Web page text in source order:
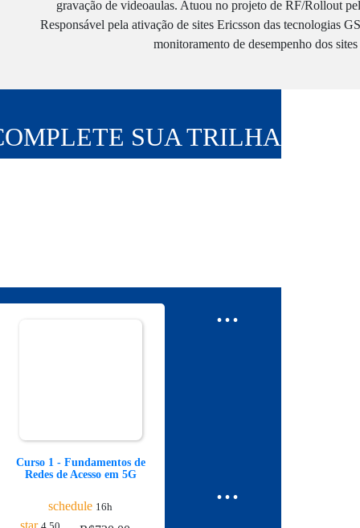
gravação de videoaulas. Atuou no projeto de RF/Rollout
Responsável pela ativação de sites Ericsson das tecnologias
monitoramento de desempenho dos
SUA TRILHA
Curso 1 - Fundamentos de
Redes de Acesso em 5G
schedule 16h
star
...
...